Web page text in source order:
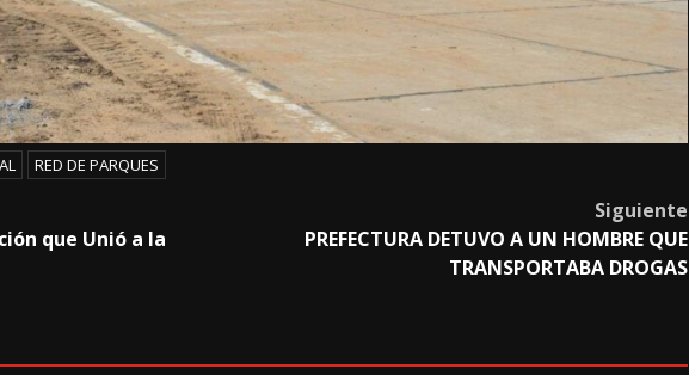
RED DE PARQUES
que Unió a la
Siguiente
PREFECTURA DETUVO A UN HOMBRE QUE
TRANSPORTABA DROGAS